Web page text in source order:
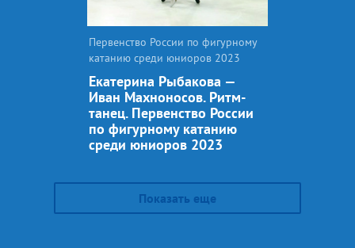
Первенство России по фигурному
катанию среди юниоров 2023
Екатерина Рыбакова —
Иван Махноносов. Ритм-
танец. Первенство России
по фигурному катанию
среди юниоров 2023
Показать еще